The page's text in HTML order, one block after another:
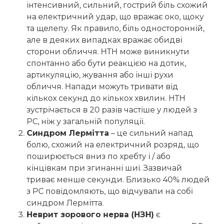
інтенсивний, сильний, гострий біль схожий
на електричний удар, що вражає око, щоку
та щелепу. Як правило, біль односторонній,
але в деяких випадках вражає обидві
сторони обличчя. НТН може виникнути
спонтанно або бути реакцією на дотик,
артикуляцію, жування або інші рухи
обличчя. Напади можуть тривати від
кількох секунд до кількох хвилин. НТН
зустрічається в 20 разів частіше у людей з
РС, ніж у загальній популяції.
Синдром Лермітта – це сильний напад
болю, схожий на електричний розряд, що
поширюється вниз по хребту і / або
кінцівкам при згинанні шиї. Зазвичай
триває менше секунди. Близько 40% людей
з РС повідомляють, що відчували на собі
синдром Лермітта.
Неврит зорового нерва (НЗН) є